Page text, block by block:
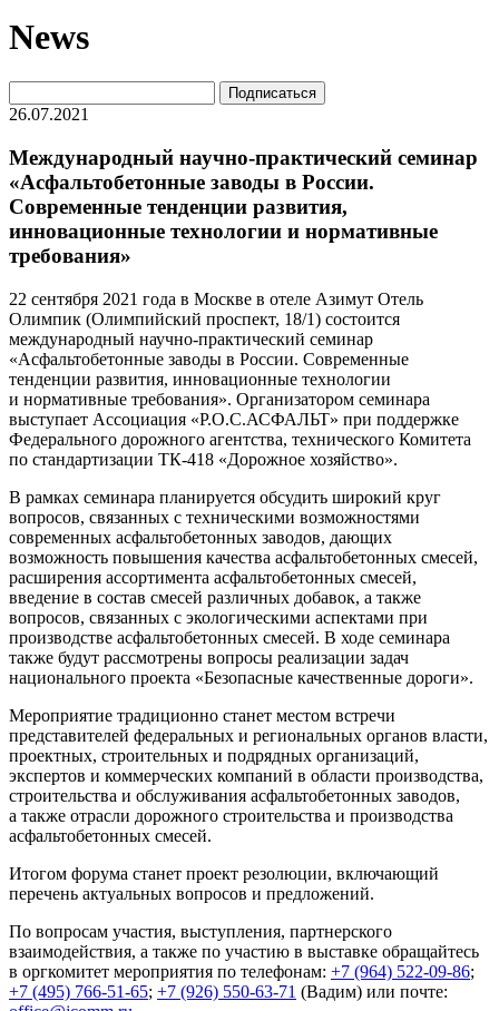
News
26.07.2021
Международный научно-практический семинар
«Асфальтобетонные заводы в России.
Современные тенденции развития,
инновационные технологии и нормативные
требования»
22 сентября 2021 года в Москве в отеле Азимут Отель
Олимпик (Олимпийский проспект, 18/1) состоится
международный научно-практический семинар
«Асфальтобетонные заводы в России. Современные
тенденции развития, инновационные технологии
и нормативные требования». Организатором семинара
выступает Ассоциация «Р.О.С.АСФАЛЬТ» при поддержке
Федерального дорожного агентства, технического Комитета
по стандартизации ТК-418 «Дорожное хозяйство».
В рамках семинара планируется обсудить широкий круг
вопросов, связанных с техническими возможностями
современных асфальтобетонных заводов, дающих
возможность повышения качества асфальтобетонных смесей,
расширения ассортимента асфальтобетонных смесей,
введение в состав смесей различных добавок, а также
вопросов, связанных с экологическими аспектами при
производстве асфальтобетонных смесей. В ходе семинара
также будут рассмотрены вопросы реализации задач
национального проекта «Безопасные качественные дороги».
Мероприятие традиционно станет местом встречи
представителей федеральных и региональных органов власти,
проектных, строительных и подрядных организаций,
экспертов и коммерческих компаний в области производства,
строительства и обслуживания асфальтобетонных заводов,
а также отрасли дорожного строительства и производства
асфальтобетонных смесей.
Итогом форума станет проект резолюции, включающий
перечень актуальных вопросов и предложений.
По вопросам участия, выступления, партнерского
взаимодействия, а также по участию в выставке обращайтесь
в оргкомитет мероприятия по телефонам: +7 (964) 522-09-86;
+7 (495) 766-51-65; +7 (926) 550-63-71 (Вадим) или почте: